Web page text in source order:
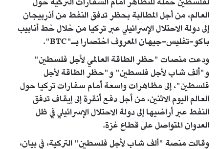
العالم، من أجل المطالبة بحظر تدفق النفط من أذربيجان
إلى دولة الاحتلال الإسرائيلي عبر تركيا من خلال خط أنابيب
باكو-تفليس-جيهان المعروف اختصارا بـ"BTC".
ودعت منصات "حظر الطاقة العالمي لأجل فلسطين"
و"ألف شاب لأجل فلسطين" و"حظر الطاقة لأجل
فلسطين"، إلى مظاهرات واسعة أمام سفارات تركيا حول
العالم اليوم الاثنين، من أجل دفع أنقرة إلى إيقاف تدفق
النفط عبر أراضيها إلى دولة الاحتلال الإسرائيلي في ظل
العدوان المتواصل على قطاع غزة.
وقالت منصة "ألف شاب لأجل فلسطين" التركية، في بيان،